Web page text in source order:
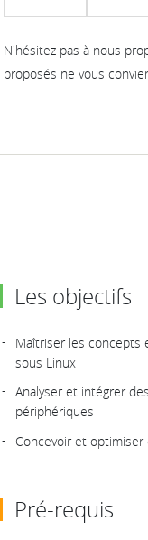
N'hésitez pas à nous
proposés ne vous
Les objectifs
Maîtriser les concepts
sous Linux
Analyser et intégrer
périphériques
Concevoir et
Pré-requis